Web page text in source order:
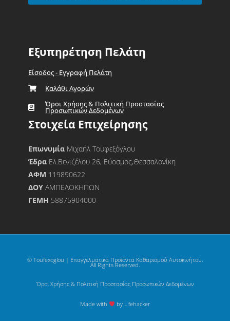
Εξυπηρέτηση Πελάτη
Είσοδος - Εγγραφή Πελάτη
Καλάθι Αγορών
Όροι Χρήσης & Πολιτική Προστασίας
Προσωπικών Δεδομένων
Στοιχεία Επιχείρησης
Επωνυμία Μιχαήλ Τουφεξόγλου
Έδρα Ελ.Βενιζέλου 26, Εύοσμος,Θεσσαλονίκη
ΑΦΜ 119890622
ΔΟΥΑΜΠΕΛΟΚΗΠΩΝ
ΓΕΜΗ 58875904000
© Toufexoglou | Επαγγελματικά Προϊόντα Καθαρισμού Αυτοκινήτου.
All Rights Reserved.
Όροι Χρήσης & Πολιτική Προστασίας Προσωπικών Δεδομένων
Made with by Lifehacker